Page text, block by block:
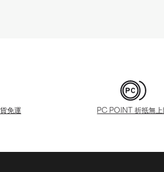
免運 PC POINT 折抵無